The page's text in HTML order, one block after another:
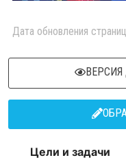
Дата обновления
Цели и задачи